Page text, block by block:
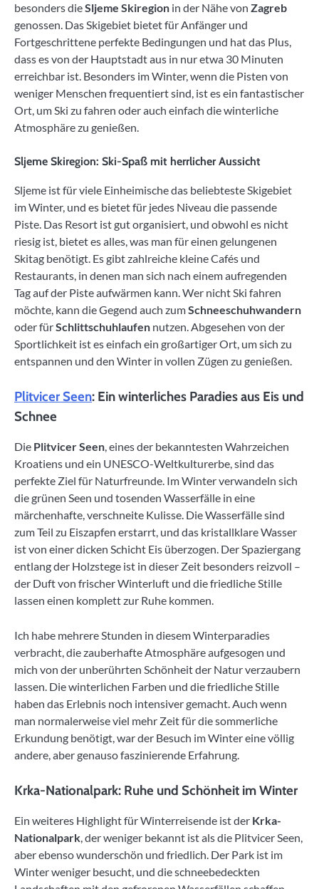
besonders dieSljeme Skiregion in der Nähe von Zagreb
genossen. Das Skigebiet bietet für Anfänger und
Fortgeschrittene perfekte Bedingungen und hat das Plus,
dass es von der Hauptstadt aus in nur etwa 30 Minuten
erreichbar ist. Besonders im Winter, wenn die Pisten von
weniger Menschen frequentiert sind, ist es ein fantastischer
Ort, um Ski zu fahren oder auch einfach die winterliche
Atmosphäre zu genießen.
Sljeme Skiregion: Ski-Spaß mit herrlicher Aussicht
Sljeme ist für viele Einheimische das beliebteste Skigebiet
im Winter, und es bietet für jedes Niveau die passende
Piste. Das Resort ist gut organisiert, und obwohl es nicht
riesig ist, bietet es alles, was man für einen gelungenen
Skitag benötigt. Es gibt zahlreiche kleine Cafés und
Restaurants, in denen man sich nach einem aufregenden
Tag auf der Piste aufwärmen kann. Wer nicht Ski fahren
möchte, kann die Gegend auch zumSchneeschuhwandern
oder fürSchlittschuhlaufen nutzen. Abgesehen von der
Sportlichkeit ist es einfach ein großartiger Ort, um sich zu
entspannen und den Winter in vollen Zügen zu genießen.
Plitvicer Seen: Ein winterliches Paradies aus Eis und
Schnee
Die Plitvicer Seen, eines der bekanntesten Wahrzeichen
Kroatiens und ein UNESCO-Weltkulturerbe, sind das
perfekte Ziel für Naturfreunde. Im Winter verwandeln sich
die grünen Seen und tosenden Wasserfälle in eine
märchenhafte, verschneite Kulisse. Die Wasserfälle sind
zum Teil zu Eiszapfen erstarrt, und das kristallklare Wasser
ist von einer dicken Schicht Eis überzogen. Der Spaziergang
entlang der Holzstege ist in dieser Zeit besonders reizvoll –
der Duft von frischer Winterluft und die friedliche Stille
lassen einen komplett zur Ruhe kommen.
Ich habe mehrere Stunden in diesem Winterparadies
verbracht, die zauberhafte Atmosphäre aufgesogen und
mich von der unberührten Schönheit der Natur verzaubern
lassen. Die winterlichen Farben und die friedliche Stille
haben das Erlebnis noch intensiver gemacht. Auch wenn
man normalerweise viel mehr Zeit für die sommerliche
Erkundung benötigt, war der Besuch im Winter eine völlig
andere, aber genauso faszinierende Erfahrung.
Krka-Nationalpark: Ruhe und Schönheit im Winter
Ein weiteres Highlight für Winterreisende ist der Krka-
Nationalpark , der weniger bekannt ist als die Plitvicer Seen,
aber ebenso wunderschön und friedlich. Der Park ist im
Winter weniger besucht, und die schneebedeckten